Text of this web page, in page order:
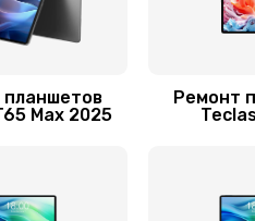
шлейфа
стекла
Max 2025
Ремонт